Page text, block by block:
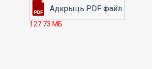
127.73 МБ